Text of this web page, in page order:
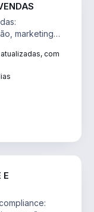
marketing
com
E